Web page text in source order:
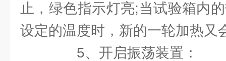
止，绿色指示灯亮;当试验箱内
设定的温度时，新的一轮加热又
5、开启振荡装置：